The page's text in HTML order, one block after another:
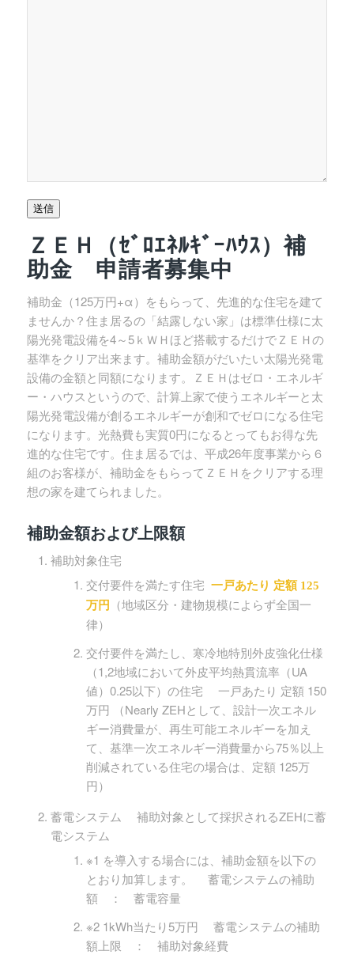
送信
ＺＥＨ（ｾﾞﾛｴﾈﾙｷﾞｰﾊｳｽ）補
助金 申請者募集中
補助金（125万円+α）をもらって、先進的な住宅を建て
ませんか？住ま居るの「結露しない家」は標準仕様に太
陽光発電設備を4～5ｋＷＨほど搭載するだけでＺＥＨの
基準をクリア出来ます。補助金額がだいたい太陽光発電
設備の金額と同額になります。ＺＥＨはゼロ・エネルギ
ー・ハウスというので、計算上家で使うエネルギーと太
陽光発電設備が創るエネルギーが創和でゼロになる住宅
になります。光熱費も実質0円になるとってもお得な先
進的な住宅です。住ま居るでは、平成26年度事業から６
組のお客様が、補助金をもらってＺＥＨをクリアする理
想の家を建てられました。
補助金額および上限額
補助対象住宅
交付要件を満たす住宅 一戸あたり 定額 125
万円
（地域区分・建物規模によらず全国一
律）
交付要件を満たし、寒冷地特別外皮強化仕様
（1,2地域において外皮平均熱貫流率（UA
値）0.25以下）の住宅 一戸あたり 定額 150
万円 （Nearly ZEHとして、設計一次エネル
ギー消費量が、再生可能エネルギーを加え
て、基準一次エネルギー消費量から75％以上
削減されている住宅の場合は、定額 125万
円）
蓄電システム 補助対象として採択されるZEHに蓄
電システム
※1 を導入する場合には、補助金額を以下の
とおり加算します。 蓄電システムの補助
額 ： 蓄電容量
※2 1kWh当たり5万円 蓄電システムの補助
額上限 ： 補助対象経費